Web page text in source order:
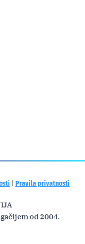
Pravila privatnosti
od 2004.